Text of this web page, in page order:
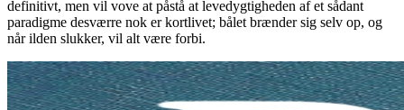
definitivt, men vil vove at påstå at levedygtigheden af et sådant
paradigme desværre nok er kortlivet; bålet brænder sig selv op, og
når ilden slukker, vil alt være forbi.